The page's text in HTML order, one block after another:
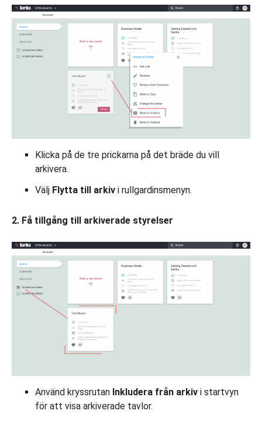
Klicka på de tre prickarna på det bräde du vill
arkivera.
Välj Flytta till arkiv i rullgardinsmenyn.
2. Få tillgång till arkiverade styrelser
Använd kryssrutan Inkludera från arkiv i startvyn
för att visa arkiverade tavlor.